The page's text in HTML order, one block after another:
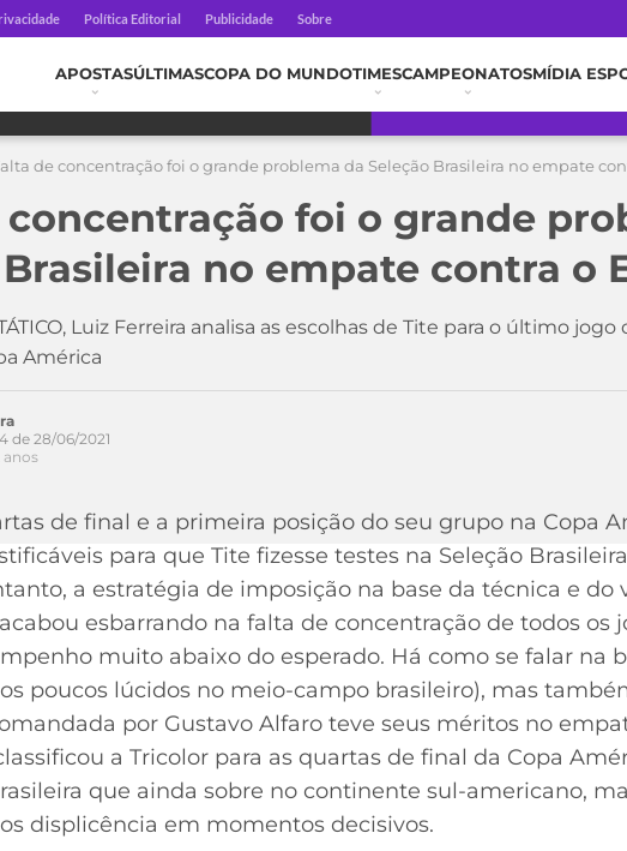
Política Editorial Publicidade Sobre
APOSTASÚLTIMASCOPA DO MUNDOTIMESCAMPEONATOSMÍDIA
de concentração foi o grande problema da Seleção Brasileira no empate
concentração foi o grande
no empate contra o
Luiz Ferreira analisa as escolhas de Tite para o último
América
de 28/06/2021
anos
de final e a primeira posição do seu grupo na Copa
para que Tite fizesse testes na Seleção
a estratégia de imposição na base da técnica e
esbarrando na falta de concentração de todos os
muito abaixo do esperado. Há como se falar na
poucos lúcidos no meio-campo brasileiro), mas
por Gustavo Alfaro teve seus méritos no
a Tricolor para as quartas de final da Copa
que ainda sobre no continente sul-americano,
displicência em momentos decisivos.